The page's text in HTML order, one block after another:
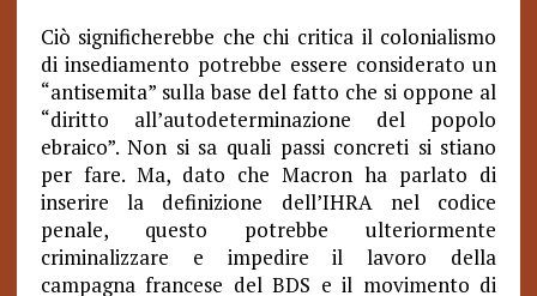
Ciò significherebbe che chi critica il colonialismo
di insediamento potrebbe essere considerato un
“antisemita” sulla base del fatto che si oppone al
“diritto all’autodeterminazione del popolo
ebraico”. Non si sa quali passi concreti si stiano
per fare. Ma, dato che Macron ha parlato di
inserire la definizione dell’IHRA nel codice
penale, questo potrebbe ulteriormente
criminalizzare e impedire il lavoro della
campagna francese del BDS e il movimento di